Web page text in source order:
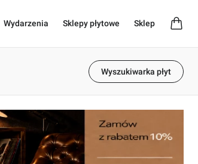
Wydarzenia Sklepy płytowe Sklep
Wyszukiwarka płyt